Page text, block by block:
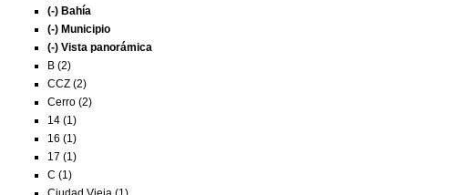
(-) Bahía
(-) Municipio
(-) Vista panorámica
B (2)
CCZ (2)
Cerro (2)
14 (1)
16 (1)
17 (1)
C (1)